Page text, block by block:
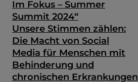
Im Fokus – Summer
Summit 2024“
Unsere Stimmen zählen:
Die Macht von Social
Media für Menschen mit
Behinderung und
chronischen Erkrankungen